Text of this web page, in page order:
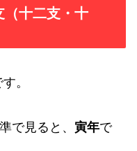
（十二支・十
。
で見ると、 寅年で